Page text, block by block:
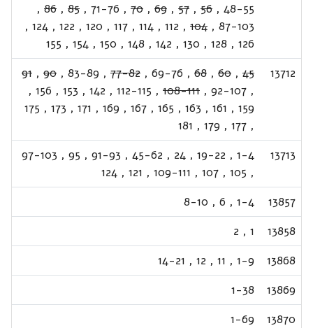
48-55
,
56
,
57
,
69
,
70
,
71-76
,
85
,
86
,
87-103
,
104
,
112
,
114
,
117
,
120
,
122
,
124
,
126
,
128
,
130
,
142
,
148
,
150
,
154
,
155
13712
45
,
60
,
68
,
69-76
,
77-82
,
83-89
,
90
,
91
,
92-107
,
108-111
,
112-115
,
142
,
153
,
156
,
159
,
161
,
163
,
165
,
167
,
169
,
171
,
173
,
175
,
177
,
179
,
181
13713
1-4
,
19-22
,
24
,
45-62
,
91-93
,
95
,
97-103
,
105
,
107
,
109-111
,
121
,
124
13857
1-4
,
6
,
8-10
13858
1
,
2
13868
1-9
,
11
,
12
,
14-21
13869
1-38
13870
1-69